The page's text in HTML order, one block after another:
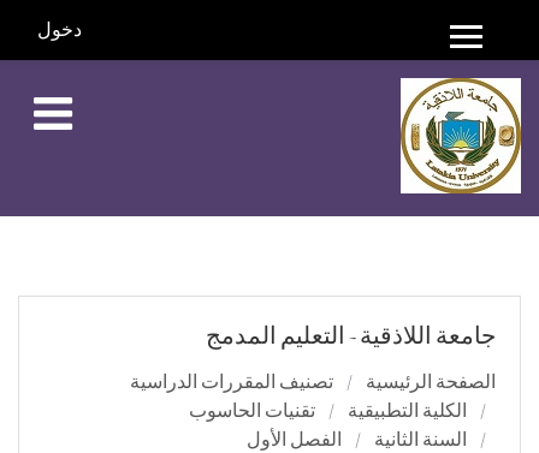
تخطي إلى المحتوى الرئيسي
واجهة جانبية دخول
جامعة اللاذقية - التعليم المدمج
الصفحة الرئيسية
تصنيف المقررات الدراسية
الكلية التطبيقية
تقنيات الحاسوب
السنة الثانية
الفصل الأول